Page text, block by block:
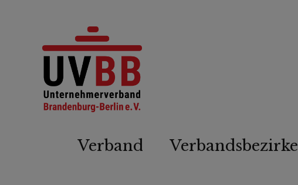
Verband Verbandsbezirke